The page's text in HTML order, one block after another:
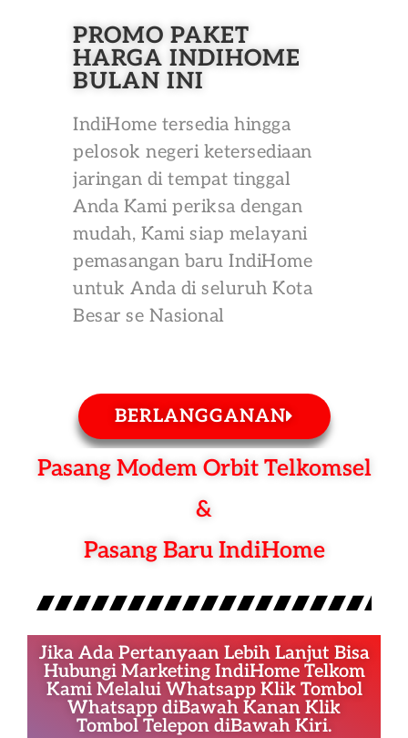
PROMO PAKET
HARGA INDIHOME
BULAN INI
IndiHome tersedia hingga
pelosok negeri ketersediaan
jaringan di tempat tinggal
Anda Kami periksa dengan
mudah, Kami siap melayani
pemasangan baru IndiHome
untuk Anda di seluruh Kota
Besar se Nasional
BERLANGGANAN
Pasang Modem Orbit Telkomsel
&
Pasang Baru IndiHome
Jika Ada Pertanyaan Lebih Lanjut Bisa
Hubungi Marketing IndiHome Telkom
Kami Melalui Whatsapp Klik Tombol
Whatsapp diBawah Kanan Klik
Tombol Telepon diBawah Kiri.